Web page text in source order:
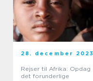
28. december 2023
Rejser til Afrika: Opdag
det forunderlige